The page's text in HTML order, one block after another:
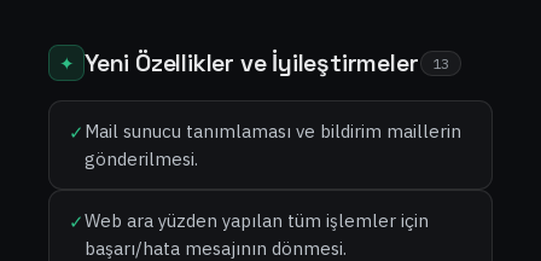
✦ Yeni Özellikler ve İyileştirmeler 13
✓ Mail sunucu tanımlaması ve bildirim maillerin
gönderilmesi.
✓Web ara yüzden yapılan tüm işlemler için
başarı/hata mesajının dönmesi.